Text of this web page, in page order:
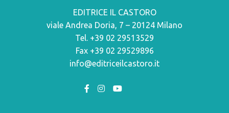
EDITRICE IL CASTORO
viale Andrea Doria, 7 – 20124 Milano
Tel. +39 02 29513529
Fax +39 02 29529896
info@editriceilcastoro.it